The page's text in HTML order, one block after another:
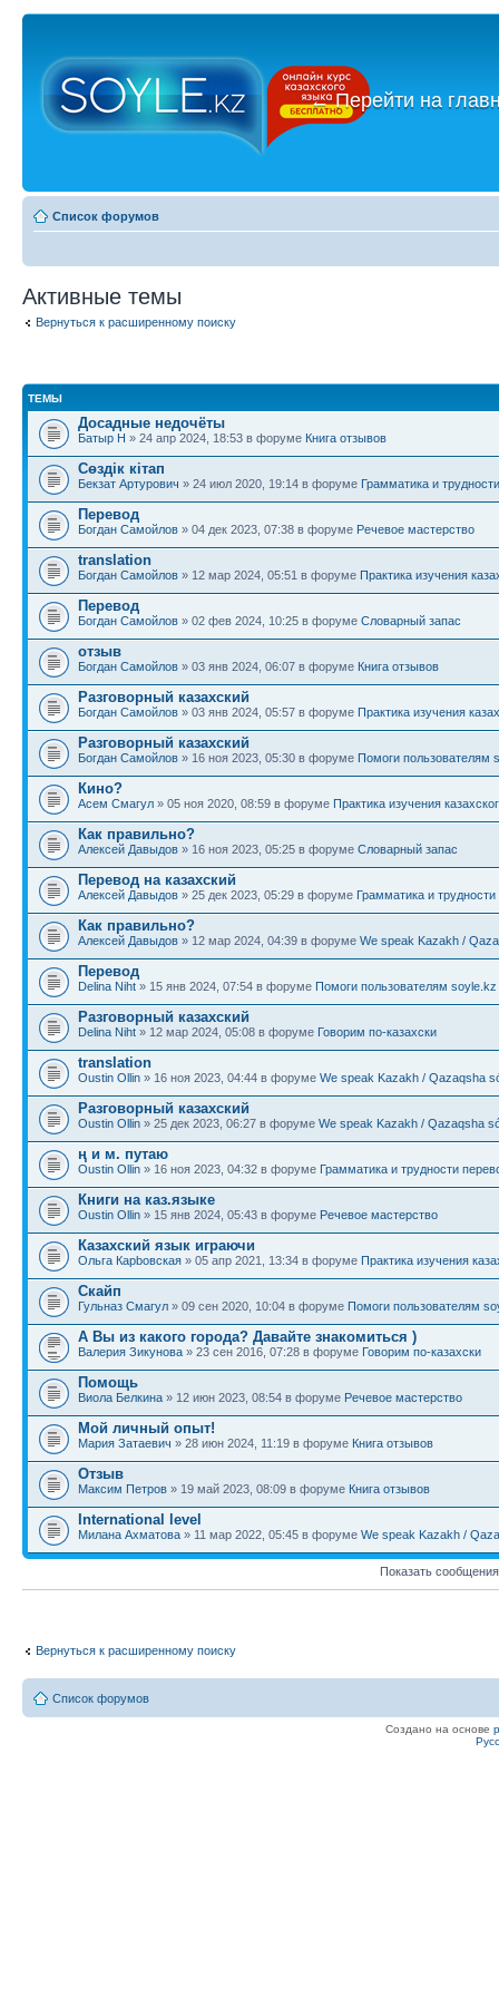
←Перейти на
Список форумов
Активные темы
Вернуться к расширенному поиску
ТЕМЫ
Досадные недочёты
Батыр Н » 24 апр 2024, 18:53 в форуме Книга отзывов
Сөздік кітап
Бекзат Артурович » 24 июл 2020, 19:14 в форуме Грамматика и
Перевод
Богдан Самойлов » 04 дек 2023, 07:38 в форуме Речевое мастерство
translation
Богдан Самойлов » 12 мар 2024, 05:51 в форуме Практика изучения
Перевод
Богдан Самойлов » 02 фев 2024, 10:25 в форуме Словарный запас
отзыв
Богдан Самойлов » 03 янв 2024, 06:07 в форуме Книга отзывов
Разговорный казахский
Богдан Самойлов » 03 янв 2024, 05:57 в форуме Практика изучения
Разговорный казахский
Богдан Самойлов » 16 ноя 2023, 05:30 в форуме Помоги пользователям
Кино?
Асем Смагул » 05 ноя 2020, 08:59 в форуме Практика изучения
Как правильно?
Алексей Давыдов » 16 ноя 2023, 05:25 в форуме Словарный запас
Перевод на казахский
Алексей Давыдов » 25 дек 2023, 05:29 в форуме Грамматика и
Как правильно?
Алексей Давыдов » 12 мар 2024, 04:39 в форуме We speak Kazakh /
Перевод
Delina Niht » 15 янв 2024, 07:54 в форуме Помоги пользователям soyle.kz
Разговорный казахский
Delina Niht » 12 мар 2024, 05:08 в форуме Говорим по-казахски
translation
Oustin Ollin » 16 ноя 2023, 04:44 в форуме We speak Kazakh / Qazaqsha
Разговорный казахский
Oustin Ollin » 25 дек 2023, 06:27 в форуме We speak Kazakh / Qazaqsha
ң и м. путаю
Oustin Ollin » 16 ноя 2023, 04:32 в форуме Грамматика и трудности
Книги на каз.языке
Oustin Ollin » 15 янв 2024, 05:43 в форуме Речевое мастерство
Казахский язык играючи
Ольга Карbовская » 05 апр 2021, 13:34 в форуме Практика изучения
Скайп
Гульназ Смагул » 09 сен 2020, 10:04 в форуме Помоги пользователям
А Вы из какого города? Давайте знакомиться )
Валерия Зикунова » 23 сен 2016, 07:28 в форуме Говорим по-казахски
Помощь
Виола Белкина » 12 июн 2023, 08:54 в форуме Речевое мастерство
Мой личный опыт!
Мария Затаевич » 28 июн 2024, 11:19 в форуме Книга отзывов
Отзыв
Максим Петров » 19 май 2023, 08:09 в форуме Книга отзывов
International level
Милана Ахматова » 11 мар 2022, 05:45 в форуме We speak Kazakh /
Показать
Вернуться к расширенному поиску
Список форумов
Создано на основе